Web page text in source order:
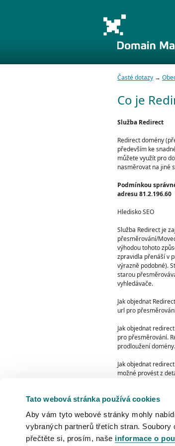
Tato webová stránka používá cookies
Aby vám tyto webové stránky mohly
vybraných partnerů třetích stran.
přečtěte si, prosím, naše informace o
Časté dotazy →
Co je
Služba Redirect
Redirect domény
především ke
můžete využít pro
nasměrovat na jiné
Podmínkou
adresu 81.2.196.60
Hledisko SEO
Služba Redirect je
přesměrování/
výhodou tohoto
zpravidla přenáší v
výrazně podobné).
starou
vyhledávače.
Jak objednat
url pro
Jak objednat
pro přesměrování.
prodloužení domény.
Jak objednat
možné provést z
jak v detailu dané